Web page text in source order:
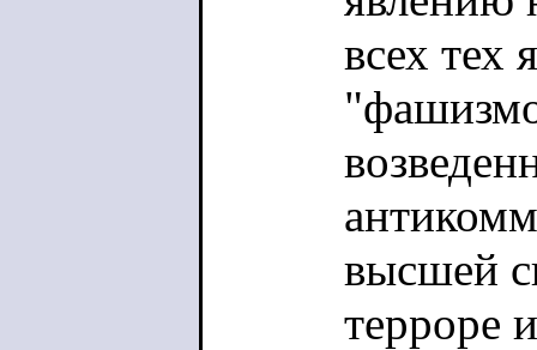
всех тех
высшей
терроре